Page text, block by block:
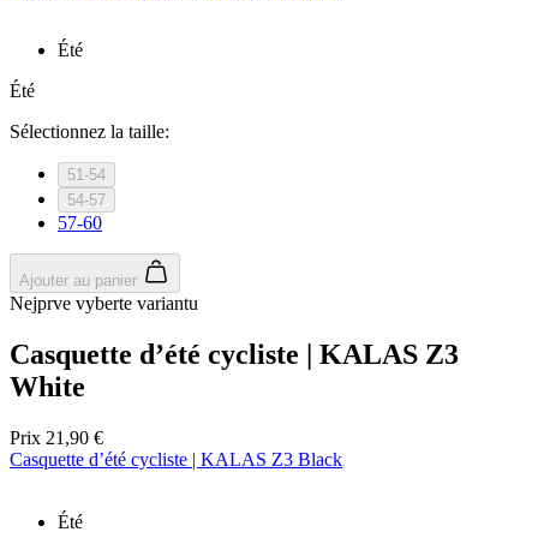
Été
Été
Sélectionnez la taille:
51-54
54-57
57-60
Ajouter au panier
Nejprve vyberte variantu
Casquette d’été cycliste | KALAS Z3
White
Prix 21,90 €
Casquette d’été cycliste | KALAS Z3 Black
Été